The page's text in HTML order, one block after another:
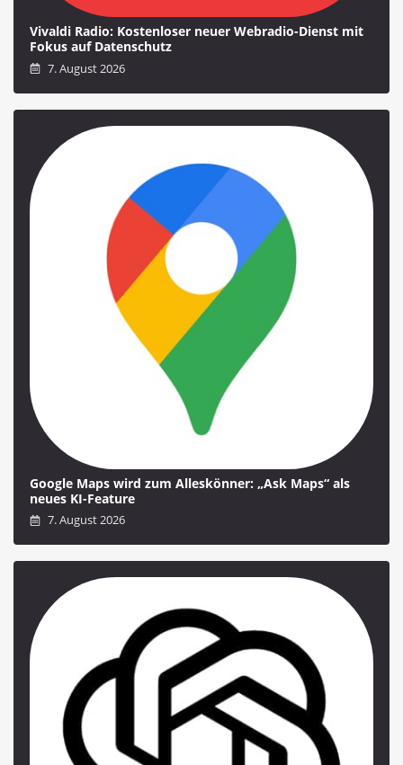
Vivaldi Radio: Kostenloser neuer Webradio-Dienst mit
Fokus auf Datenschutz
7. August 2026
Google Maps wird zum Alleskönner: „Ask Maps“ als
neues KI-Feature
7. August 2026